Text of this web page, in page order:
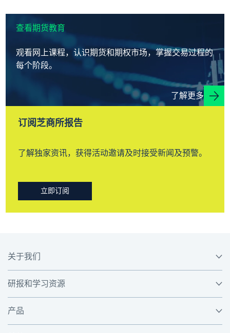
查看期货教育
观看网上课程，认识期货和期权市场，掌握交易过程的
每个阶段。
了解更多
订阅芝商所报告
了解独家资讯，获得活动邀请及时接受新闻及预警。
立即订阅
关于我们
研报和学习资源
产品